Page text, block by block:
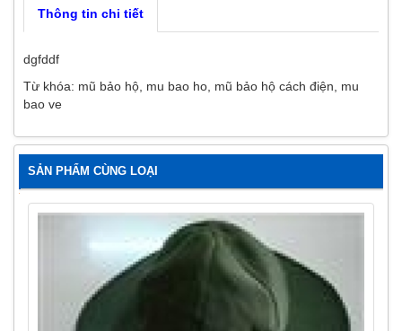
Thông tin chi tiết
dgfddf
Từ khóa: mũ bảo hộ mu bao ho mũ bảo hộ cách điện
mu
bao ve
SẢN PHẨM CÙNG LOẠI